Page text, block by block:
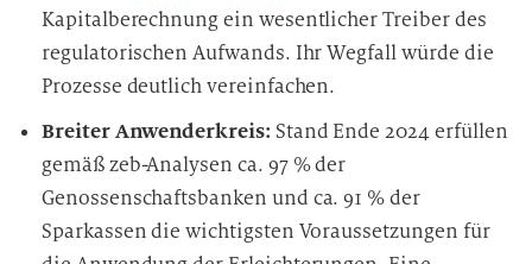
Kapitalberechnung ein wesentlicher Treiber des
regulatorischen Aufwands. Ihr Wegfall würde die
Prozesse deutlich vereinfachen.
Breiter Anwenderkreis: Stand Ende 2024 erfüllen
gemäß zeb-Analysen ca. 97 % der
Genossenschaftsbanken und ca. 91 % der
Sparkassen die wichtigsten Voraussetzungen für